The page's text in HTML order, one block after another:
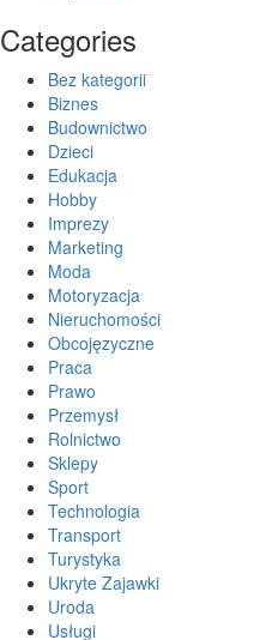
Categories
Bez kategorii
Biznes
Budownictwo
Dzieci
Edukacja
Hobby
Imprezy
Marketing
Moda
Motoryzacja
Nieruchomości
Obcojęzyczne
Praca
Prawo
Przemysł
Rolnictwo
Sklepy
Sport
Technologia
Transport
Turystyka
Ukryte Zajawki
Uroda
Usługi